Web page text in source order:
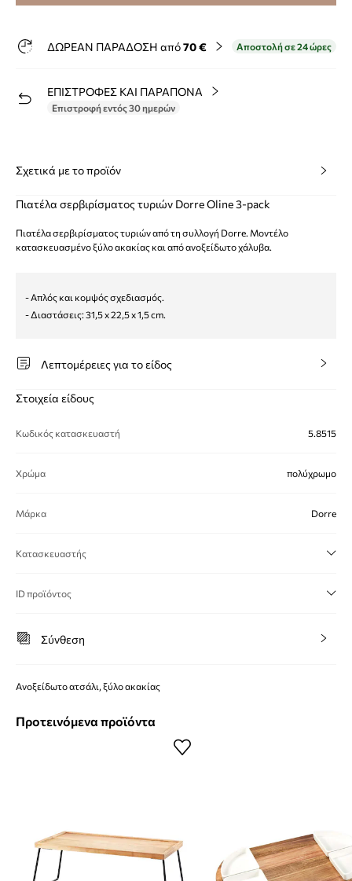
ΔΩΡΕΑΝ ΠΑΡΑΔΟΣΗ από70 € Αποστολή σε 24 ώρες
ΕΠΙΣΤΡΟΦΕΣ ΚΑΙ ΠΑΡΑΠΟΝΑ
Επιστροφή εντός 30 ημερών
Σχετικά με το προϊόν
Πιατέλα σερβιρίσματος τυριών Dorre Oline 3-pack
Πιατέλα σερβιρίσματος τυριών από τη συλλογή Dorre. Μοντέλο
κατασκευασμένο ξύλο ακακίας και από ανοξείδωτο χάλυβα.
- Απλός και κομψός σχεδιασμός.
- Διαστάσεις: 31,5 x 22,5 x 1,5 cm.
Λεπτομέρειες για το είδος
Στοιχεία είδους
Κωδικός κατασκευαστή 5.8515
Χρώμα πολύχρωμο
Μάρκα Dorre
Κατασκευαστής
ID προϊόντος
Σύνθεση
Ανοξείδωτο ατσάλι, ξύλο ακακίας
Προτεινόμενα προϊόντα